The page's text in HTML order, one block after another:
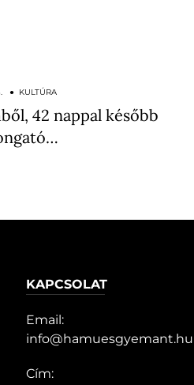
● KULTÚRA
42 nappal később
KAPCSOLAT
Email:
info@hamuesgyemant.hu
Cím: